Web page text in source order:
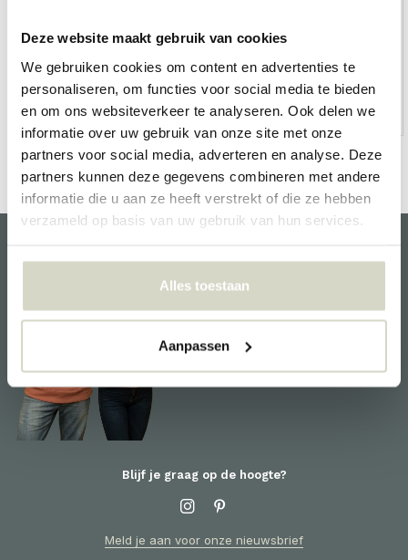
Deze website maakt gebruik van cookies
We gebruiken cookies om content en advertenties te
personaliseren, om functies voor social media te bieden
en om ons websiteverkeer te analyseren. Ook delen we
informatie over uw gebruik van onze site met onze
partners voor social media, adverteren en analyse. Deze
partners kunnen deze gegevens combineren met andere
informatie die u aan ze heeft verstrekt of die ze hebben
verzameld op basis van uw gebruik van hun services.
Alles toestaan
Aanpassen
HKliving Living and Company
Klantenservice
voor je klaar! Voor informatie
omtrent producten of je order,
neem contact op met de
klantenservice
Blijf je graag op de hoogte?
Meld je aan voor onze nieuwsbrief